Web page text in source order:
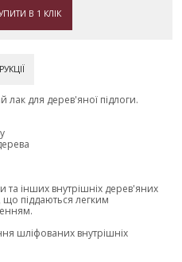
В 1 КЛІК
для дерев'яної підлоги.
та інших внутрішніх дерев'яних
піддаються легким
шліфованих внутрішніх